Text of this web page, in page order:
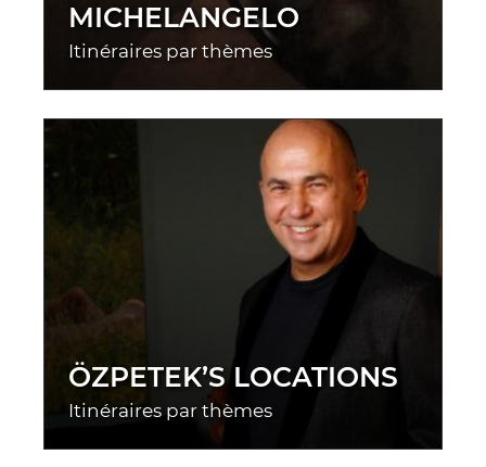
MICHELANGELO
Itinéraires par thèmes
ÖZPETEK’S LOCATIONS
Itinéraires par thèmes